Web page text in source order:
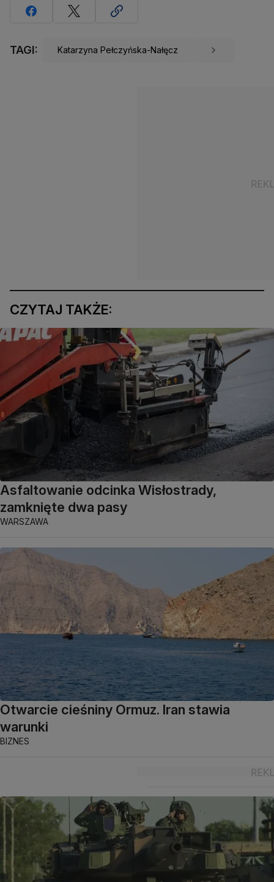
TAGI: Katarzyna Pełczyńska-Nałęcz
CZYTAJ TAKŻE:
Asfaltowanie odcinka Wisłostrady,
zamknięte dwa pasy
WARSZAWA
Otwarcie cieśniny Ormuz. Iran stawia
warunki
BIZNES